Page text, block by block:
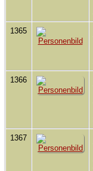
1365
1366
1367